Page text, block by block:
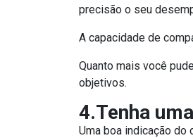
precisão o seu
A capacidade de
Quanto mais você
objetivos.
4.Tenha
Uma boa indicação